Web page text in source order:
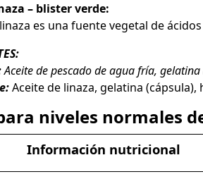
– blister verde:
es una fuente vegetal de
Aceite de pescado de agua fría,
Aceite de linaza, gelatina
niveles normales
Información nutricional